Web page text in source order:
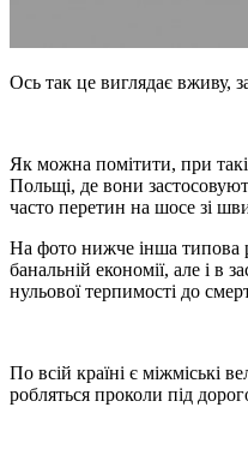
Ось так це виглядає вживу,
Як можна помітити, при
Польщі, де вони
часто перетин на шосе зі
На фото нижче інша типова
банальній економії, але і в
нульової терпимості до
По всій країні є міжміські
робляться проколи під